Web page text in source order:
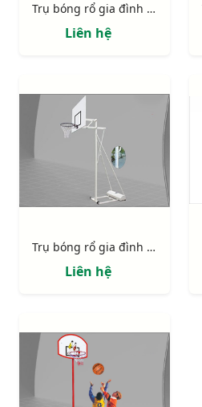
Trụ bóng rổ gia đình S14614
Liên hệ
Trụ bóng rổ gia đình 801825
Liên hệ